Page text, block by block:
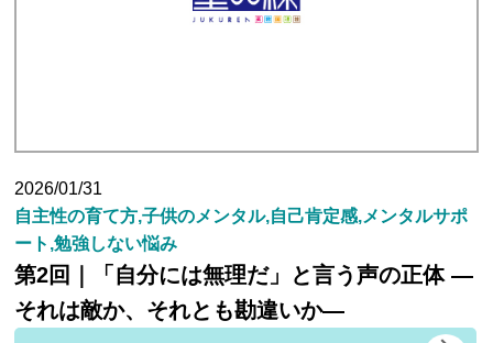
小学生
中学生
2026/01/31
自主性の育て方,子供のメンタル,自己肯定感,メンタルサポ
ート,勉強しない悩み
第2回｜「自分には無理だ」と言う声の正体 ―
それは敵か、それとも勘違いか―